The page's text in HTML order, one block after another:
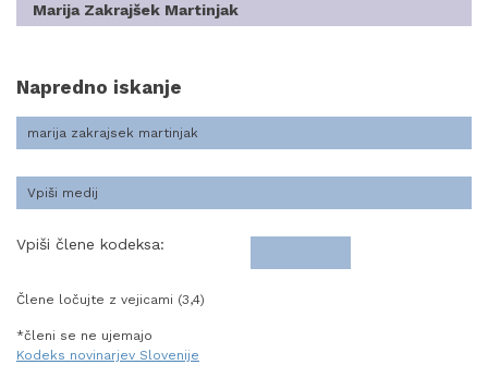
Marija Zakrajšek Martinjak
Napredno iskanje
Vpiši člene kodeksa:
Člene ločujte z vejicami (3,4)
*členi se ne ujemajo
Kodeks novinarjev Slovenije